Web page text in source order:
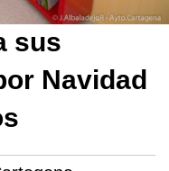
sus
Navidad